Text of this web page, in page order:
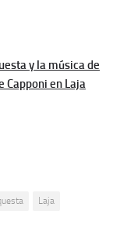
y la música de
Capponi en Laja
Laja